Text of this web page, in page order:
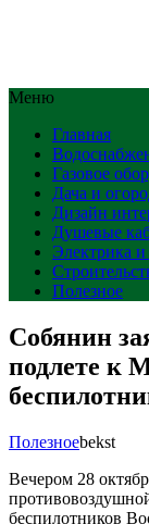
Меню
Главная
Газовое
Дача и
Дизайн
Душевые
Электрика и
Полезное
Собянин
подлете к
Полезноеbekst
Вечером 28
беспилотников